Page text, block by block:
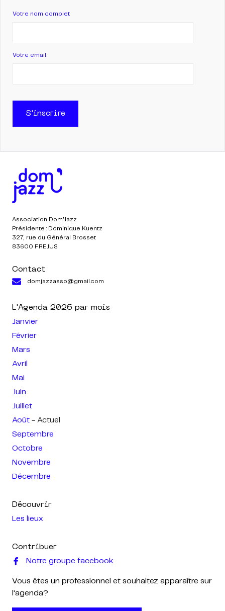
Votre nom complet
Votre email
S'inscrire
Association Dom’Jazz
Présidente : Dominique Kuentz
327, rue du Général Brosset
83600 FREJUS
Contact
domjazzasso@gmail.com
L'Agenda 2026 par mois
Janvier
Février
Mars
Avril
Mai
Juin
Juillet
Août - Actuel
Septembre
Octobre
Novembre
Décembre
Découvrir
Les lieux
Contribuer
Notre groupe facebook
Vous êtes un professionnel et souhaitez apparaître sur
l'agenda?